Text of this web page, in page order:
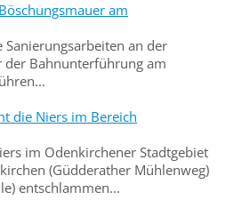
am
an der
der Bahnunterführung am
die Niers im Bereich
im Odenkirchener Stadtgebiet
(Güdderather Mühlenweg)
entschlammen...